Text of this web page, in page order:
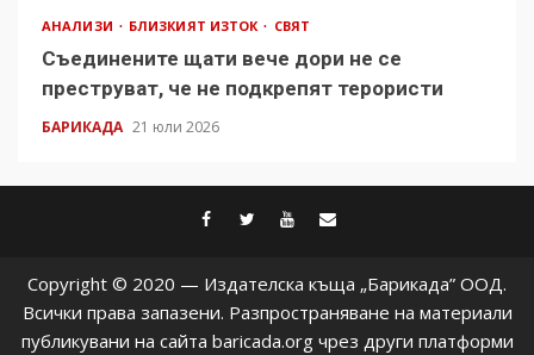
АНАЛИЗИ БЛИЗКИЯТ ИЗТОК СВЯТ
Съединените щати вече дори не се
преструват, че не подкрепят терористи
БАРИКАДА 21 юли 2026
facebook
twitter
youtube
Copyright © 2020 — Издателска къща „Барикада” ООД.
Всички права запазени. Разпространяване на материали
публикувани на сайта baricada.org чрез други платформи